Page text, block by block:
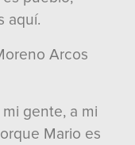
aquí.
Arcos
gente, a mi
Mario es